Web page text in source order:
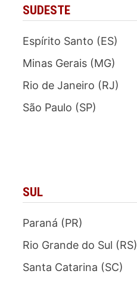
SUDESTE
Espírito Santo (ES)
Minas Gerais (MG)
Rio de Janeiro (RJ)
São Paulo (SP)
SUL
Paraná (PR)
Rio Grande do Sul (RS)
Santa Catarina (SC)